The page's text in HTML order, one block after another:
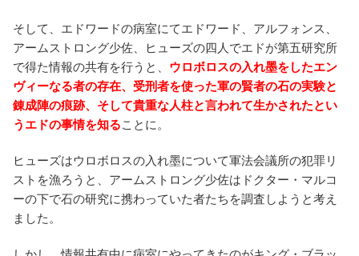
そして、エドワードの病室にてエドワード、アルフォンス、
アームストロング少佐、ヒューズの四人でエドが第五研究所
で得た情報の共有を行うと、 ウロボロスの入れ墨をしたエン
ヴィーなる者の存在、受刑者を使った軍の賢者の石の実験と
錬成陣の痕跡、そして貴重な人柱と言われて生かされたとい
うエドの事情を知ることに。
ヒューズはウロボロスの入れ墨について軍法会議所の犯罪リ
ストを漁ろうと、アームストロング少佐はドクター・マルコ
ーの下で石の研究に携わっていた者たちを調査しようと考え
ました。